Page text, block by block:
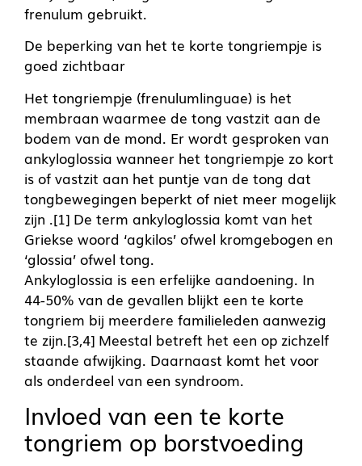
frenulum gebruikt.
De beperking van het te korte tongriempje is
goed zichtbaar
Het tongriempje (frenulumlinguae) is het
membraan waarmee de tong vastzit aan de
bodem van de mond. Er wordt gesproken van
ankyloglossia wanneer het tongriempje zo kort
is of vastzit aan het puntje van de tong dat
tongbewegingen beperkt of niet meer mogelijk
zijn .[1] De term ankyloglossia komt van het
Griekse woord ‘agkilos’ ofwel kromgebogen en
‘glossia’ ofwel tong.
Ankyloglossia is een erfelijke aandoening. In
44-50% van de gevallen blijkt een te korte
tongriem bij meerdere familieleden aanwezig
te zijn.[3,4] Meestal betreft het een op zichzelf
staande afwijking. Daarnaast komt het voor
als onderdeel van een syndroom.
Invloed van een te korte
tongriem op borstvoeding